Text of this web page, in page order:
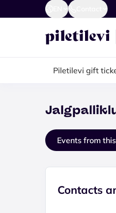
Piletilevi gift
Events from
Contacts